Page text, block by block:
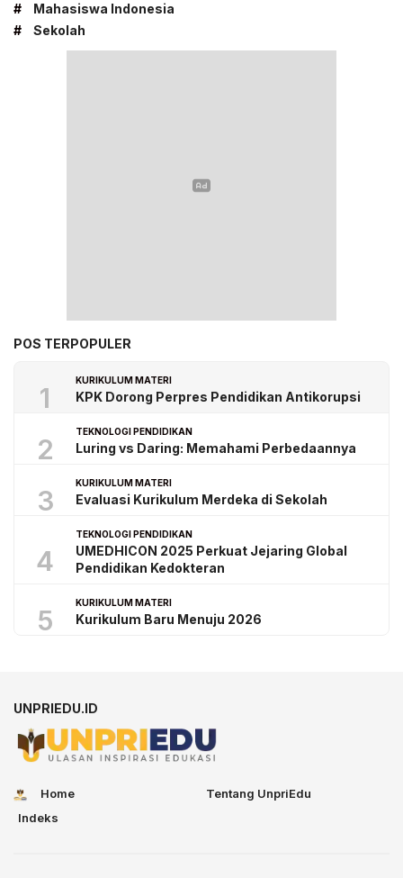
#
Mahasiswa Indonesia
#
Sekolah
POS TERPOPULER
1
KURIKULUM MATERI
KPK Dorong Perpres Pendidikan Antikorupsi
2
TEKNOLOGI PENDIDIKAN
Luring vs Daring: Memahami Perbedaannya
3
KURIKULUM MATERI
Evaluasi Kurikulum Merdeka di Sekolah
4
TEKNOLOGI PENDIDIKAN
UMEDHICON 2025 Perkuat Jejaring Global
Pendidikan Kedokteran
5
KURIKULUM MATERI
Kurikulum Baru Menuju 2026
UNPRIEDU.ID
Home
Tentang UnpriEdu
Indeks